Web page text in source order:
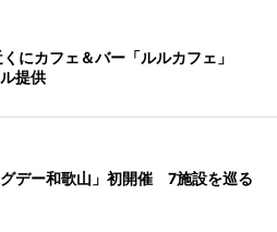
くにカフェ＆バー「ルルカフェ」
提供
グデー和歌山」初開催 7施設を巡る